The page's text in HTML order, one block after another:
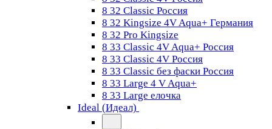
8 32 Classic Россия
8 32 Kingsize 4V Aqua+ Германия
8 32 Pro Kingsize
8 33 Classic 4V Aqua+ Россия
8 33 Classic 4V Россия
8 33 Classic без фаски Россия
8 33 Large 4 V Aqua+
8 33 Large елочка
Ideal (Идеал)